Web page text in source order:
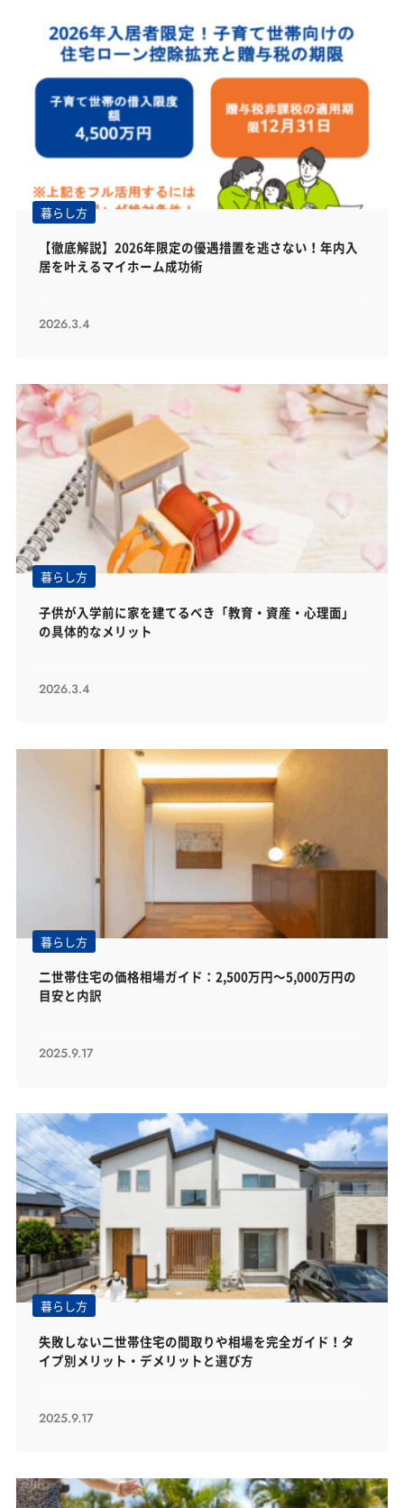
暮らし方
【徹底解説】2026年限定の優遇措置を逃さない！年内入
居を叶えるマイホーム成功術
2026.3.4
暮らし方
子供が入学前に家を建てるべき「教育・資産・心理面」
の具体的なメリット
2026.3.4
暮らし方
二世帯住宅の価格相場ガイド：2,500万円～5,000万円の
目安と内訳
2025.9.17
暮らし方
失敗しない二世帯住宅の間取りや相場を完全ガイド！タ
イプ別メリット・デメリットと選び方
2025.9.17